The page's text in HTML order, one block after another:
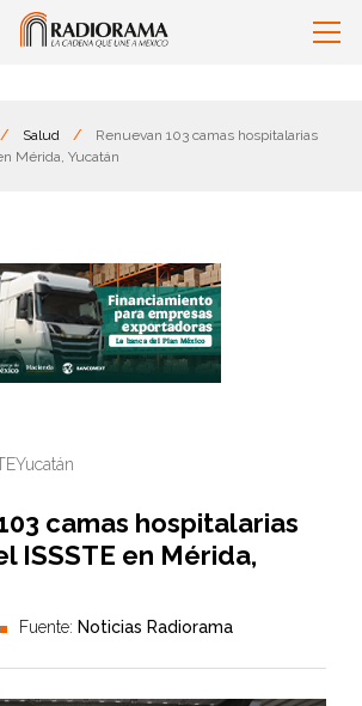
/ Salud /
Renuevan 103 camas hospitalarias
Mérida, Yucatán
Yucatán
camas hospitalarias
ISSSTE en Mérida,
Fuente: Noticias Radiorama